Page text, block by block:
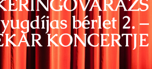
bérlet 2. –
KONCERTJE